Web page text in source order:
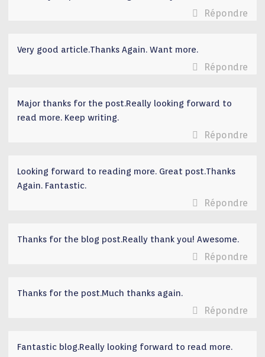
Répondre
Very good article.Thanks Again. Want more.
Répondre
Major thanks for the post.Really looking forward to
read more. Keep writing.
Répondre
Looking forward to reading more. Great post.Thanks
Again. Fantastic.
Répondre
Thanks for the blog post.Really thank you! Awesome.
Répondre
Thanks for the post.Much thanks again.
Répondre
Fantastic blog.Really looking forward to read more.